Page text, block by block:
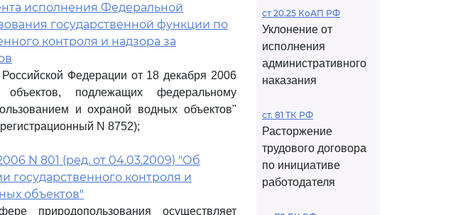
исполнения Федеральной
государственной функции по
контроля и надзора за
Федерации от 18 декабря 2006
подлежащих федеральному
и охраной водных объектов"
N 8752);
N 801 (ред. от 04.03.2009) "Об
контроля и
объектов"
природопользования осуществляет
ст 20.25 КоАП РФ
Уклонение от
исполнения
административного
наказания
ст. 81 ТК РФ
Расторжение
трудового договора
по инициативе
работодателя